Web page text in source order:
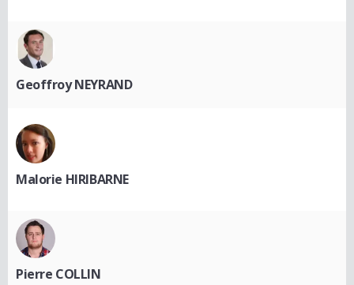
Geoffroy NEYRAND
Malorie HIRIBARNE
Pierre COLLIN